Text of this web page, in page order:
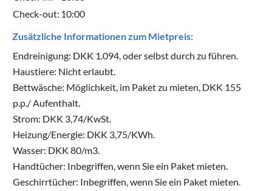
Check-out: 10:00
Zusätzliche Informationen zum Mietpreis:
Endreinigung: DKK 1.094, oder selbst durch zu führen.
Haustiere: Nicht erlaubt.
Bettwäsche: Möglichkeit, im Paket zu mieten, DKK 155
p.p./ Aufenthalt.
Strom: DKK 3,74/KwSt.
Heizung/Energie: DKK 3,75/KWh.
Wasser: DKK 80/m3.
Handtücher: Inbegriffen, wenn Sie ein Paket mieten.
Geschirrtücher: Inbegriffen, wenn Sie ein Paket mieten.